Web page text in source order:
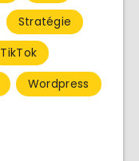
Stratégie
TikTok
Wordpress